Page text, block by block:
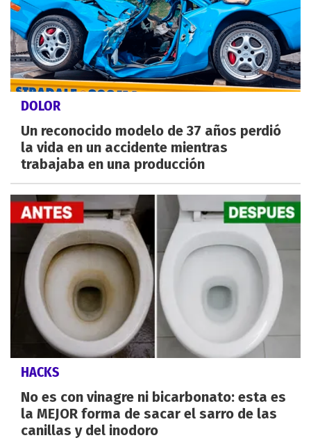
DOLOR
Un reconocido modelo de 37 años perdió
la vida en un accidente mientras
trabajaba en una producción
HACKS
No es con vinagre ni bicarbonato: esta es
la MEJOR forma de sacar el sarro de las
canillas y del inodoro